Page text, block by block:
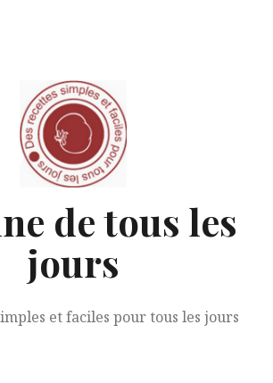
de tous les
jours
et faciles pour tous les jours